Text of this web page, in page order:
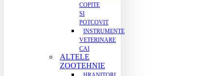
COPITE
SI
POTCOVIT
INSTRUMENTE
VETERINARE
CAI
ALTELE
ZOOTEHNIE